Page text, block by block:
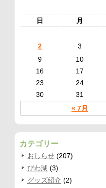
日 月
« 7月
2 3
9
10
16
17
23
24
30
31
カテゴリー
おしらせ (207)
びわ湖 (3)
グッズ紹介 (2)